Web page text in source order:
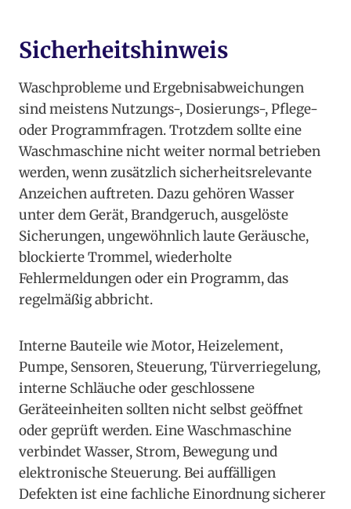
Sicherheitshinweis
Waschprobleme und Ergebnisabweichungen
sind meistens Nutzungs-, Dosierungs-, Pflege-
oder Programmfragen. Trotzdem sollte eine
Waschmaschine nicht weiter normal betrieben
werden, wenn zusätzlich sicherheitsrelevante
Anzeichen auftreten. Dazu gehören Wasser
unter dem Gerät, Brandgeruch, ausgelöste
Sicherungen, ungewöhnlich laute Geräusche,
blockierte Trommel, wiederholte
Fehlermeldungen oder ein Programm, das
regelmäßig abbricht.
Interne Bauteile wie Motor, Heizelement,
Pumpe, Sensoren, Steuerung, Türverriegelung,
interne Schläuche oder geschlossene
Geräteeinheiten sollten nicht selbst geöffnet
oder geprüft werden. Eine Waschmaschine
verbindet Wasser, Strom, Bewegung und
elektronische Steuerung. Bei auffälligen
Defekten ist eine fachliche Einordnung sicherer